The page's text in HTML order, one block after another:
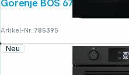
Gorenje BOS 6737 E13BG
Artikel-Nr.:785395
Neu